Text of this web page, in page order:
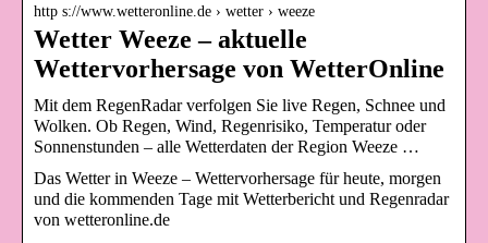
http s://www.wetteronline.de › wetter › weeze
Wetter Weeze – aktuelle
Wettervorhersage von WetterOnline
Mit dem RegenRadar verfolgen Sie live Regen, Schnee und
Wolken. Ob Regen, Wind, Regenrisiko, Temperatur oder
Sonnenstunden – alle Wetterdaten der Region Weeze …
Das Wetter in Weeze – Wettervorhersage für heute, morgen
und die kommenden Tage mit Wetterbericht und Regenradar
von wetteronline.de